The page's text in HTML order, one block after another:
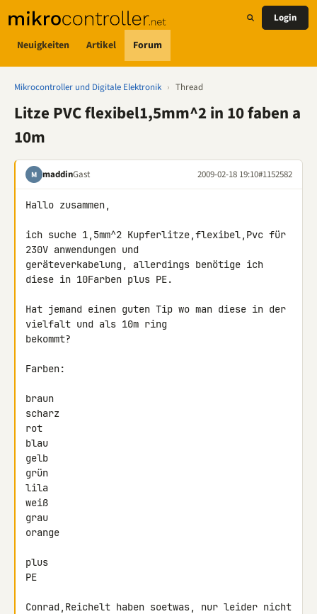
Neuigkeiten Artikel Forum
Login
Mikrocontroller und Digitale Elektronik › Thread
Litze PVC flexibel1,5mm^2 in 10 faben a
10m
M maddinGast 2009-02-18 19:10#1152582
Hallo zusammen,
ich suche 1,5mm^2 Kupferlitze,flexibel,Pvc für
230V anwendungen und
geräteverkabelung, allerdings benötige ich
diese in 10Farben plus PE.
Hat jemand einen guten Tip wo man diese in der
vielfalt und als 10m ring
bekommt?
Farben:
braun
scharz
rot
blau
gelb
grün
lila
weiß
grau
orange
plus
PE
Conrad,Reichelt haben soetwas, nur leider nicht